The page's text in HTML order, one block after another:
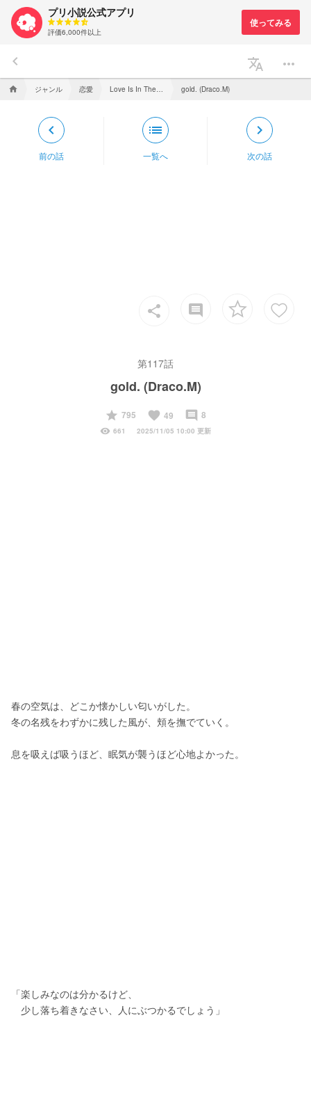
プリ小説公式アプリ
評価6,000件以上
keyboard_arrow_left translate more_horiz
home ジャンル 恋愛 Love Is In The Air . gold. (Draco.M)
keyboard_arrow_left
前の話
list
一覧へ
keyboard_arrow_right
次の話
share insert_comment
第117話
gold. (Draco.M)
start
795 favorite 49 insert_comment 8
visibility 661 2025/11/05 10:00 更新
春の空気は、どこか懐かしい匂いがした。
冬の名残をわずかに残した風が、頬を撫でていく。
息を吸えば吸うほど、眠気が襲うほど心地よかった。
「楽しみなのは分かるけど、
少し落ち着きなさい、人にぶつかるでしょう」